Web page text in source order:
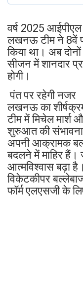
वर्ष 2025
लखनऊ टीम ने 8वें
किया था। अब
सीजन में शानदार
होगी।
पंत पर रहेगी नजर
लखनऊ का
टीम में मिचेल मार्श
शुरुआत की
अपनी आक्रामक
बदलने में माहिर
आत्मविश्वास बढ़ा
विकेटकीपर
फॉर्म एलएसजी के